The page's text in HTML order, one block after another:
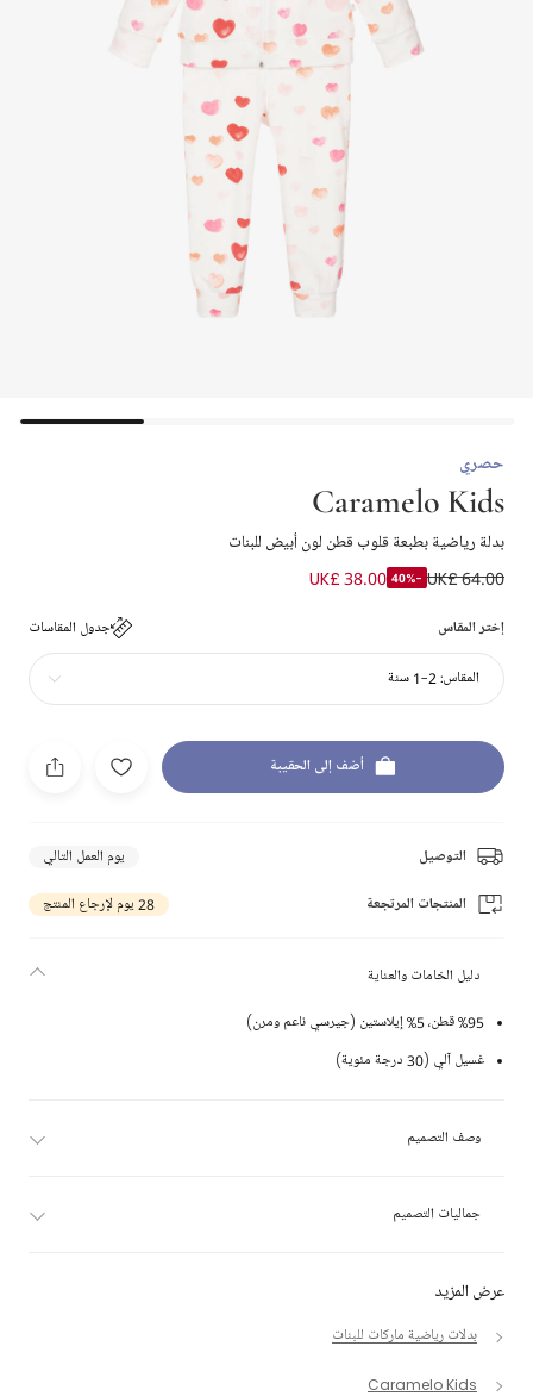
حصري
Caramelo Kids
بدلة رياضية بطبعة قلوب قطن لون أبيض للبنات
UK£ 64.00
-40%
UK£ 38.00
إختر المقاس جدول المقاسات
المقاس:2-1 سنة
أضف إلى الحقيبة
التوصيل يوم العمل التالي
المنتجات المرتجعة 28 يوم لإرجاع المنتج
عرض المزيد
بدلات رياضية ماركات للبنات
Caramelo Kids
دليل الخامات والعناية
%95 قطن، 5% إيلاستين (جيرسي ناعم ومرن)
غسيل آلي (30 درجة مئوية)
وصف التصميم
جماليات التصميم